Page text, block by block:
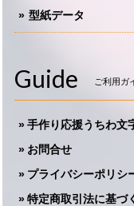
型紙データ
Guide ご利用ガ
手作り応援うちわ
お問合せ
プライバシーポリシ
特定商取引法に基づ